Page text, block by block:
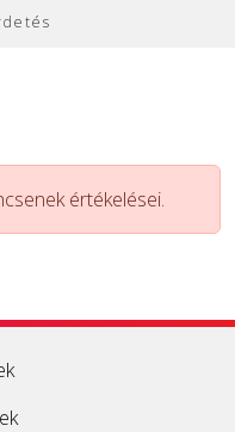
értékelései.